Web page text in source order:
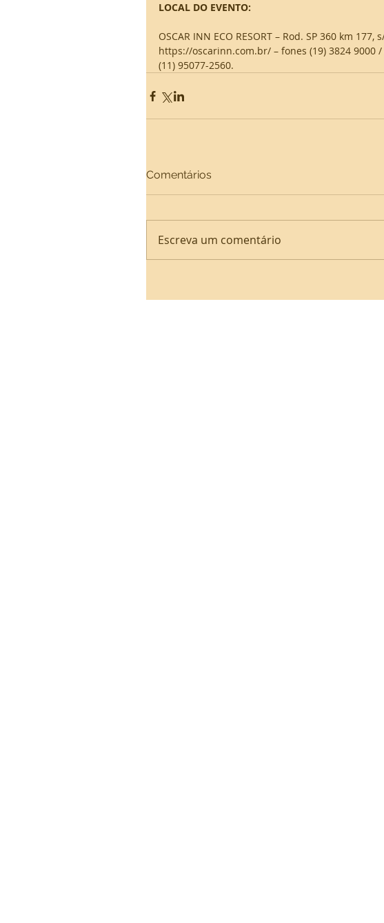
LOCAL DO EVENTO:
OSCAR INN ECO RESORT – Rod. SP 360 km
https://oscarinn.com.br/ – fones (19) 3824 9000
(11) 95077-2560.
Comentários
Escreva um comentário